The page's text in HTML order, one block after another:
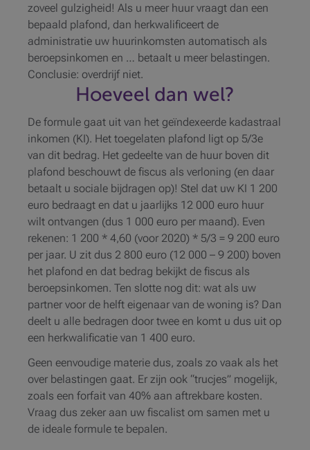
zoveel gulzigheid! Als u meer huur vraagt dan een
bepaald plafond, dan herkwalificeert de
administratie uw huurinkomsten automatisch als
beroepsinkomen en … betaalt u meer belastingen.
Conclusie: overdrijf niet.
Hoeveel dan wel?
De formule gaat uit van het geïndexeerde kadastraal
inkomen (KI). Het toegelaten plafond ligt op 5/3e
van dit bedrag. Het gedeelte van de huur boven dit
plafond beschouwt de fiscus als verloning (en daar
betaalt u sociale bijdragen op)! Stel dat uw KI 1 200
euro bedraagt en dat u jaarlijks 12 000 euro huur
wilt ontvangen (dus 1 000 euro per maand). Even
rekenen: 1 200 * 4,60 (voor 2020) * 5/3 = 9 200 euro
per jaar. U zit dus 2 800 euro (12 000 – 9 200) boven
het plafond en dat bedrag bekijkt de fiscus als
beroepsinkomen. Ten slotte nog dit: wat als uw
partner voor de helft eigenaar van de woning is? Dan
deelt u alle bedragen door twee en komt u dus uit op
een herkwalificatie van 1 400 euro.
Geen eenvoudige materie dus, zoals zo vaak als het
over belastingen gaat. Er zijn ook “trucjes” mogelijk,
zoals een forfait van 40% aan aftrekbare kosten.
Vraag dus zeker aan uw fiscalist om samen met u
de ideale formule te bepalen.